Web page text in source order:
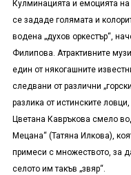
Кулминацията и емоцията
се зададе голямата и
водена „духов оркестър“,
Филипова. Атрактивните
един от някогашните
следвани от различни
разлика от истинските
Цветана Кавръкова смело
Мецана“ (Татяна Илкова),
примеси с множеството, за
селото им такъв „звяр“.